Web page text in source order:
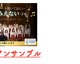
ンサンブル